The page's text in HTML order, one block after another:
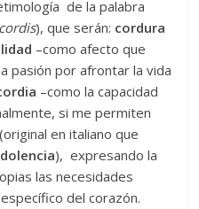
de la palabra
), que serán: cordura
–como afecto que
pasión por afrontar la vida
–como la capacidad
si me permiten
(original en italiano que
), expresando la
las necesidades
del corazón.